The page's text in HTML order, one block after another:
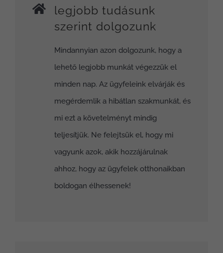
legjobb tudásunk
szerint dolgozunk
Mindannyian azon dolgozunk, hogy a
lehető legjobb munkát végezzük el
minden nap. Az ügyfeleink elvárják és
megérdemlik a hibátlan szakmunkát, és
mi ezt a követelményt mindig
teljesítjük. Ne felejtsük el, hogy mi
vagyunk azok, akik hozzájárulnak
ahhoz, hogy az ügyfelek otthonaikban
boldogan élhessenek!